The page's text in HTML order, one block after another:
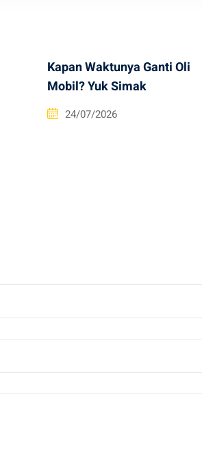
Kapan Waktunya Ganti Oli
Mobil? Yuk Simak
24/07/2026